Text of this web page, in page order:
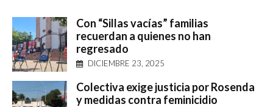
Con “Sillas vacías” familias
recuerdan a quienes no han
regresado
DICIEMBRE 23, 2025
Colectiva exige justicia por Rosenda
y medidas contra feminicidio